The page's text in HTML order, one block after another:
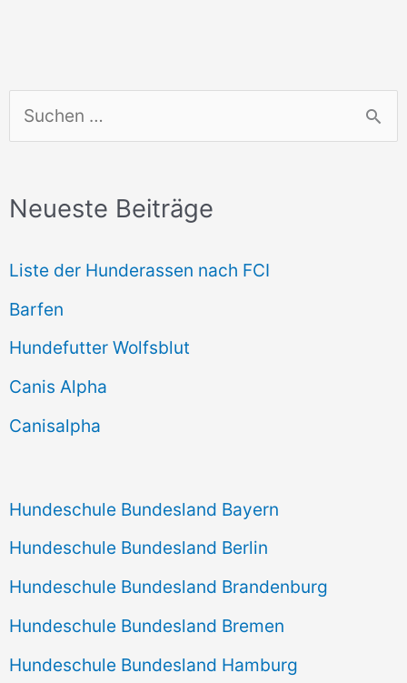
u
h
n
n
a
c
h
Neueste Beiträge
Liste der Hunderassen nach FCI
Barfen
Hundefutter Wolfsblut
Canis Alpha
Canisalpha
Hundeschule Bundesland Bayern
Hundeschule Bundesland Berlin
Hundeschule Bundesland Brandenburg
Hundeschule Bundesland Bremen
Hundeschule Bundesland Hamburg